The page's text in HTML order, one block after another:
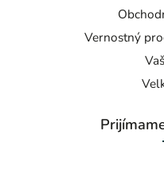
Vernostný